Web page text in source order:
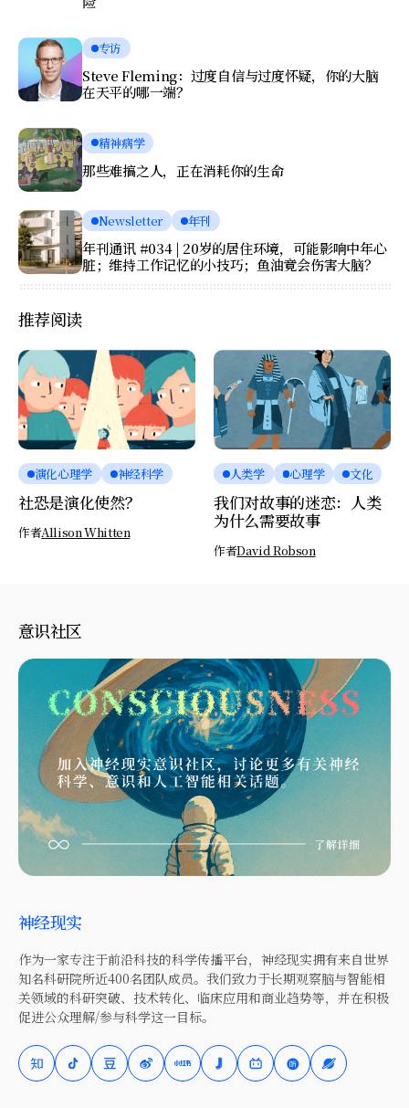
专访
Steve Fleming：过度自信与过度怀疑，你的大脑
在天平的哪一端？
精神病学
那些难搞之人，正在消耗你的生命
Newsletter 年刊
年刊通讯 #034 | 20岁的居住环境，可能影响中年心
脏；维持工作记忆的小技巧；鱼油竟会伤害大脑？
推荐阅读
演化心理学 神经科学
社恐是演化使然？
作者Allison Whitten
人类学 心理学 文化
我们对故事的迷恋：人类
为什么需要故事
作者David Robson
意识社区
神经现实
作为一家专注于前沿科技的科学传播平台，神经现实拥有来自世界
知名科研院所近400名团队成员。我们致力于长期观察脑与智能相
关领域的科研突破、技术转化、临床应用和商业趋势等，并在积极
促进公众理解/参与科学这一目标。